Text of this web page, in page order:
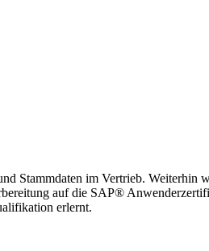
Stammdaten im Vertrieb.
auf die SAP®
erlernt.